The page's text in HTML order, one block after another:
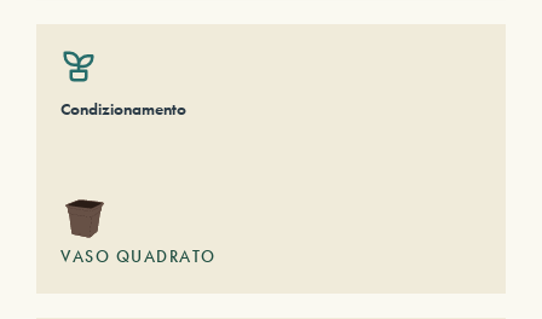
Condizionamento
VASO QUADRATO